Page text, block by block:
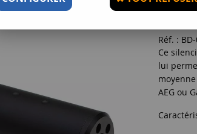
19,
Réf. :
Ce
lui
AEG ou